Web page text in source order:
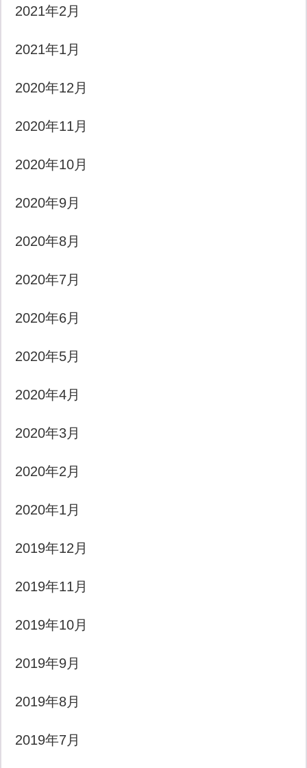
2021年2月
2021年1月
2020年12月
2020年11月
2020年10月
2020年9月
2020年8月
2020年7月
2020年6月
2020年5月
2020年4月
2020年3月
2020年2月
2020年1月
2019年12月
2019年11月
2019年10月
2019年9月
2019年8月
2019年7月